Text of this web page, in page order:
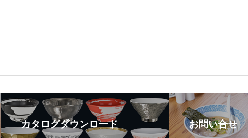
カタログダウンロード お問い合せ